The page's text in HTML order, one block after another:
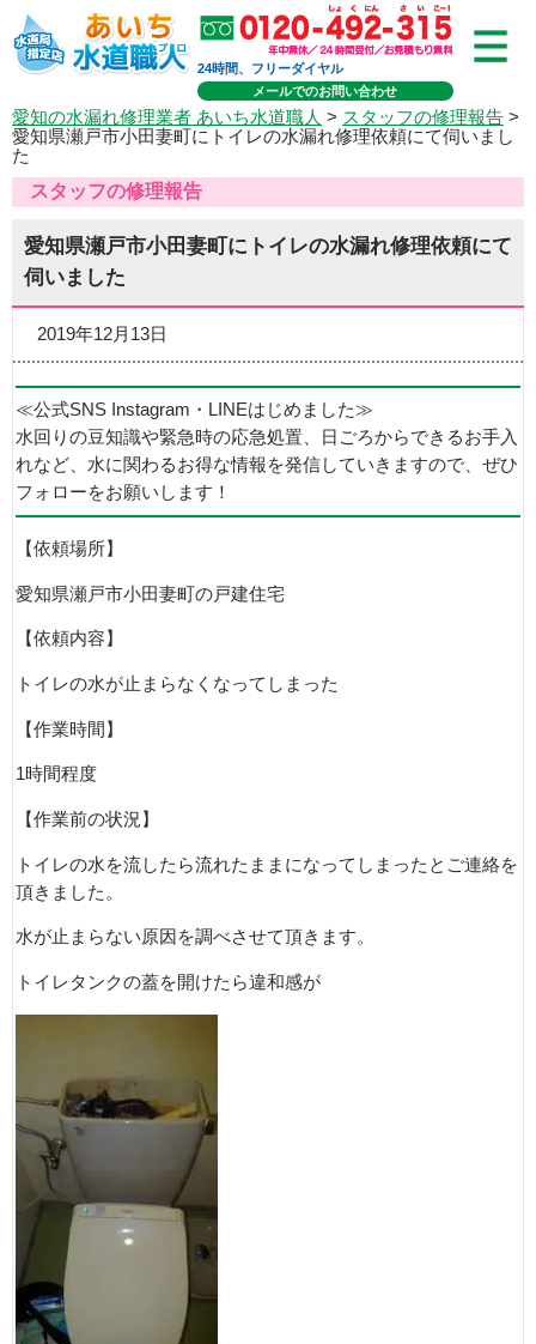
24時間、フリーダイヤル
メールでのお問い合わせ
愛知の水漏れ修理業者 あいち水道職人 > スタッフの修理報告 >
愛知県瀬戸市小田妻町にトイレの水漏れ修理依頼にて伺いまし
た
スタッフの修理報告
愛知県瀬戸市小田妻町にトイレの水漏れ修理依頼にて
伺いました
2019年12月13日
≪公式SNS Instagram・LINEはじめました≫
水回りの豆知識や緊急時の応急処置、日ごろからできるお手入
れなど、水に関わるお得な情報を発信していきますので、ぜひ
フォローをお願いします！
【依頼場所】
愛知県瀬戸市小田妻町の戸建住宅
【依頼内容】
トイレの水が止まらなくなってしまった
【作業時間】
1時間程度
【作業前の状況】
トイレの水を流したら流れたままになってしまったとご連絡を
頂きました。
水が止まらない原因を調べさせて頂きます。
トイレタンクの蓋を開けたら違和感が